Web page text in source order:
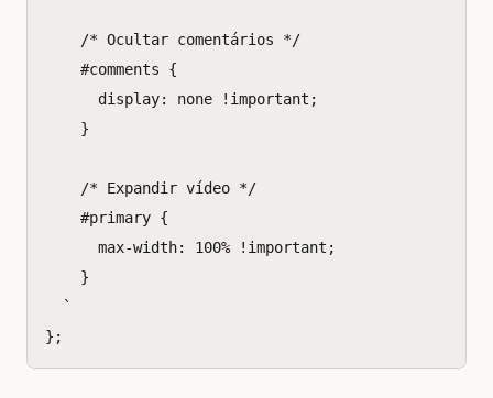
    /* Ocultar comentários */
    #comments {
      display: none !important;
    }
    /* Expandir vídeo */
    #primary {
      max-width: 100% !important;
    }
  `
};